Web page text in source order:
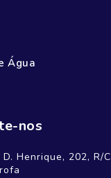
Água
nos
Henrique, 202, R/C